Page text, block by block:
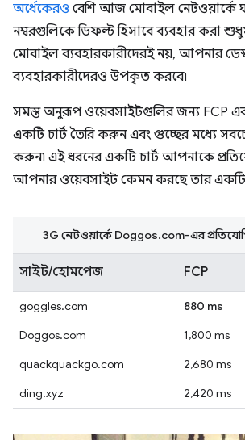
অর্ধেকেরও বেশি আজ মোবাইল নেটওয়ার্কে
নম্বরগুলিকে ডিফল্ট হিসাবে ব্যবহার করা
মোবাইল ব্যবহারকারীদেরই নয়, আপনার
ব্যবহারকারীদেরও উপকৃত করবে৷
সমস্ত অনুরূপ ওয়েবসাইটগুলির জন্য FCP
একটি চার্ট তৈরি করুন এবং গুচ্ছের মধ্যে
করুন৷ এই ধরনের একটি চার্ট আপনাকে
আপনার ওয়েবসাইট কেমন করছে তার একটি
সাইট/হোমপেজ FCP
goggles.com 880 ms
Doggos.com
1,800 ms
quackquackgo.com
2,680 ms
ding.xyz
2,420 ms
3G নেটওয়ার্কে Doggos.com-এর